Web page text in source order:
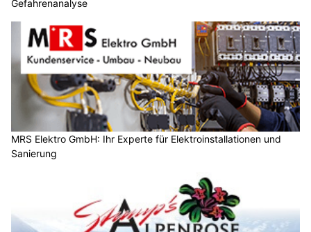
Gefahrenanalyse
MRS Elektro GmbH: Ihr Experte für Elektroinstallationen und
Sanierung